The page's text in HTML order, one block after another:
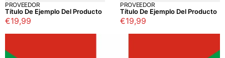
PROVEEDOR
Título De Ejemplo Del Producto
Precio
regular
€19,99
PROVEEDOR
Título De Ejemplo Del Producto
Precio
regular
€19,99